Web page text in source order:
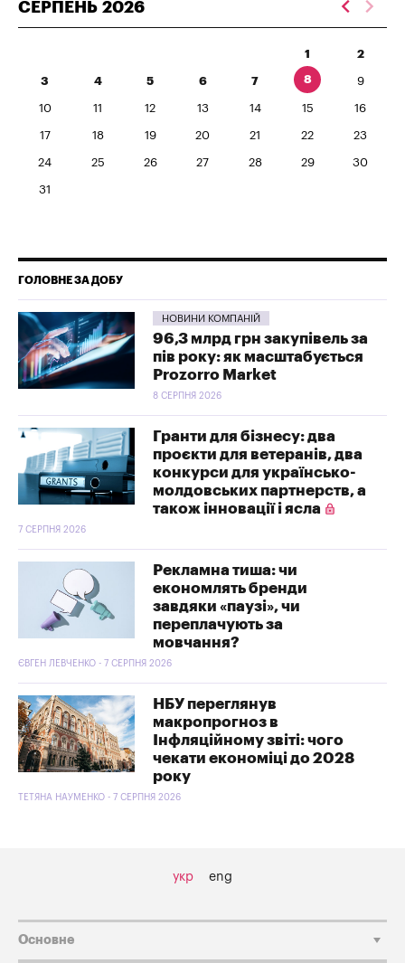
СЕРПЕНЬ 2026
1 2
3 4 5 6 7 8 9
10 11 12 13 14 15 16
17 18 19 20 21 22 23
24 25 26 27 28 29 30
31
ГОЛОВНЕ ЗА ДОБУ
НОВИНИ КОМПАНІЙ
96,3 млрд грн закупівель за
пів року: як масштабується
Prozorro Market
8 СЕРПНЯ 2026
Гранти для бізнесу: два
проєкти для ветеранів, два
конкурси для українсько-
молдовських партнерств, а
також інновації і ясла
7 СЕРПНЯ 2026
Рекламна тиша: чи
економлять бренди
завдяки «паузі», чи
переплачують за
мовчання?
ЄВГЕН ЛЕВЧЕНКО - 7 СЕРПНЯ 2026
НБУ переглянув
макропрогноз в
Інфляційному звіті: чого
чекати економіці до 2028
року
ТЕТЯНА НАУМЕНКО - 7 СЕРПНЯ 2026
укр eng
Основне